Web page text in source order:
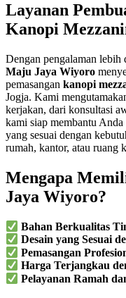
Layanan
Kanopi
Dengan pengalaman
Maju Jaya Wiyoro
pemasangan kanopi
Jogja. Kami
kerjakan, dari konsultasi
kami siap membantu
yang sesuai dengan
rumah, kantor, atau ruang
Mengapa
Jaya Wiyoro?
Bahan Berkualitas
Desain yang Sesuai
Pemasangan
Harga Terjangkau
Pelayanan Ramah